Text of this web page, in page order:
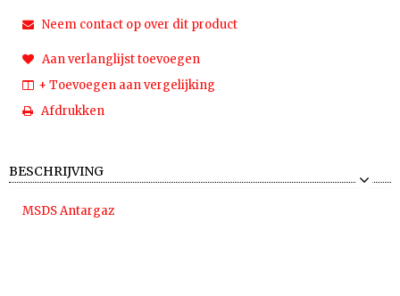
Neem contact op over dit product
Aan verlanglijst toevoegen
+ Toevoegen aan vergelijking
Afdrukken
BESCHRIJVING
MSDS Antargaz